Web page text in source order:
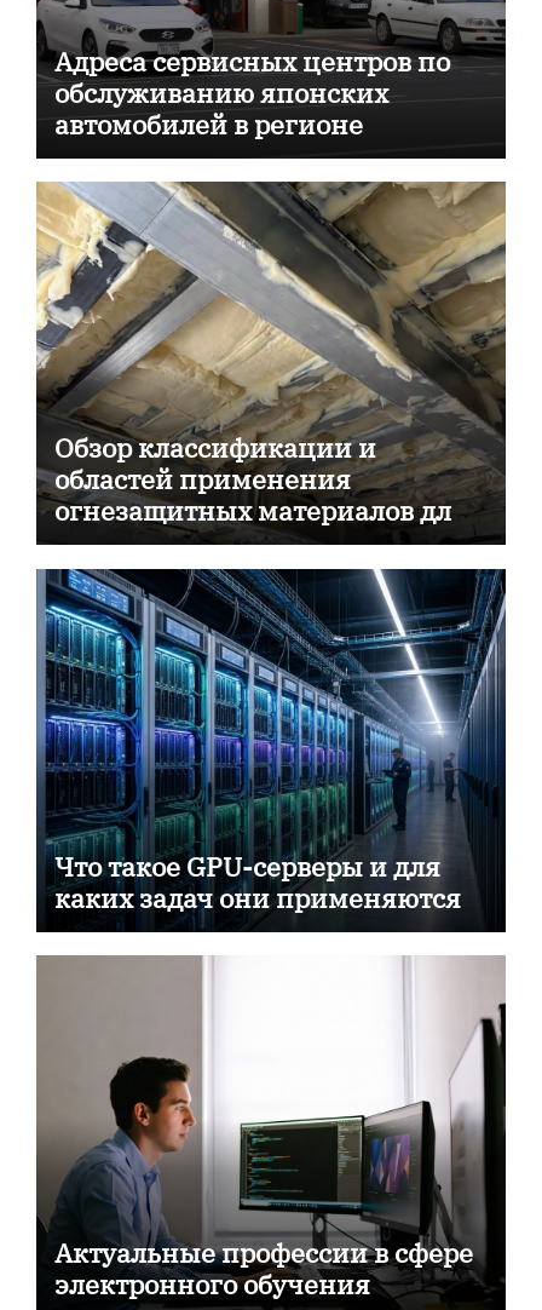
Адреса сервисных центров по
обслуживанию японских
автомобилей в регионе
Обзор классификации и
областей применения
огнезащитных материалов для
пассивной противопожарной
защиты
Что такое GPU-серверы и для
каких задач они применяются
Актуальные профессии в сфере
электронного обучения